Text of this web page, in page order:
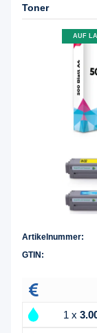
Toner
AUF
Artikelnummer:
GTIN:
1 x